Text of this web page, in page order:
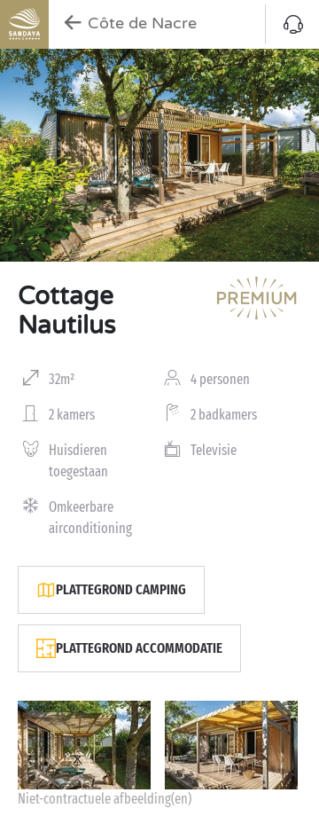
Côte de Nacre
Cottage
Nautilus
32m² 4 personen
2 kamers 2 badkamers
Huisdieren
toegestaan
Televisie
Omkeerbare
airconditioning
PLATTEGROND CAMPING
PLATTEGROND ACCOMMODATIE
Niet-contractuele afbeelding(en)